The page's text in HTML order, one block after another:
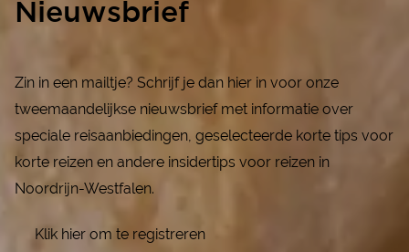
Nieuwsbrief
Zin in een mailtje? Schrijf je dan hier in voor onze
tweemaandelijkse nieuwsbrief met informatie over
speciale reisaanbiedingen, geselecteerde korte tips voor
korte reizen en andere insidertips voor reizen in
Noordrijn-Westfalen.
Klik hier om te registreren